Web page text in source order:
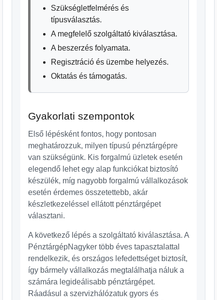
Szükségletfelmérés és
típusválasztás.
A megfelelő szolgáltató kiválasztása.
A beszerzés folyamata.
Regisztráció és üzembe helyezés.
Oktatás és támogatás.
Gyakorlati szempontok
Első lépésként fontos, hogy pontosan
meghatározzuk, milyen típusú pénztárgépre
van szükségünk. Kis forgalmú üzletek esetén
elegendő lehet egy alap funkciókat biztosító
készülék, míg nagyobb forgalmú vállalkozások
esetén érdemes összetettebb, akár
készletkezeléssel ellátott pénztárgépet
választani.
A következő lépés a szolgáltató kiválasztása. A
PénztárgépNagyker több éves tapasztalattal
rendelkezik, és országos lefedettséget biztosít,
így bármely vállalkozás megtalálhatja náluk a
számára legideálisabb pénztárgépet.
Ráadásul a szervizhálózatuk gyors és